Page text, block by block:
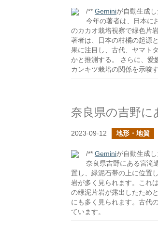
/** Geminiが自動生成
今年の著者は、日本に
のカカオ栽培視察で緑色片
著者は、日本の柑橘の起源
果に注目し、古代、ヤマト
かと推測する。 さらに、愛
カンキツ栽培の関係を示唆
奈良県の吉野に
2023-09-12 地形・地質
/** Geminiが自動生成
奈良県吉野にある宮滝
置し、緑泥石帯の上に位置
岩が多く見られます。これ
の緑泥片岩が露出したため
にも多く見られます。古代
ています。